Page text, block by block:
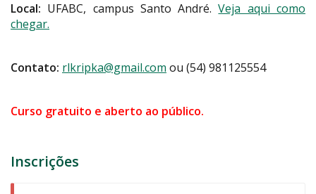
Local: UFABC, campus Santo André.Veja aqui como
chegar.
Contato: rlkripka@gmail.com ou (54) 981125554
Curso gratuito e aberto ao público.
Inscrições